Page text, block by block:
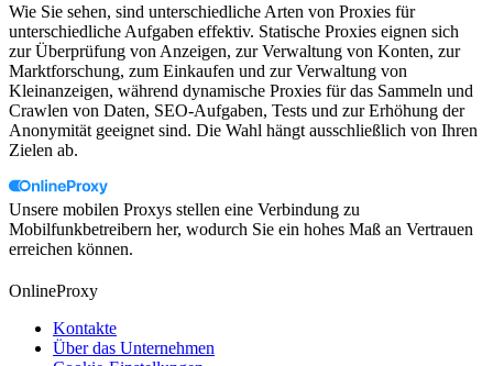
Wie Sie sehen, sind unterschiedliche Arten von Proxies für
unterschiedliche Aufgaben effektiv. Statische Proxies eignen sich
zur Überprüfung von Anzeigen, zur Verwaltung von Konten, zur
Marktforschung, zum Einkaufen und zur Verwaltung von
Kleinanzeigen, während dynamische Proxies für das Sammeln und
Crawlen von Daten, SEO-Aufgaben, Tests und zur Erhöhung der
Anonymität geeignet sind. Die Wahl hängt ausschließlich von Ihren
Zielen ab.
Unsere mobilen Proxys stellen eine Verbindung zu
Mobilfunkbetreibern her, wodurch Sie ein hohes Maß an Vertrauen
erreichen können.
OnlineProxy
Kontakte
Über das Unternehmen